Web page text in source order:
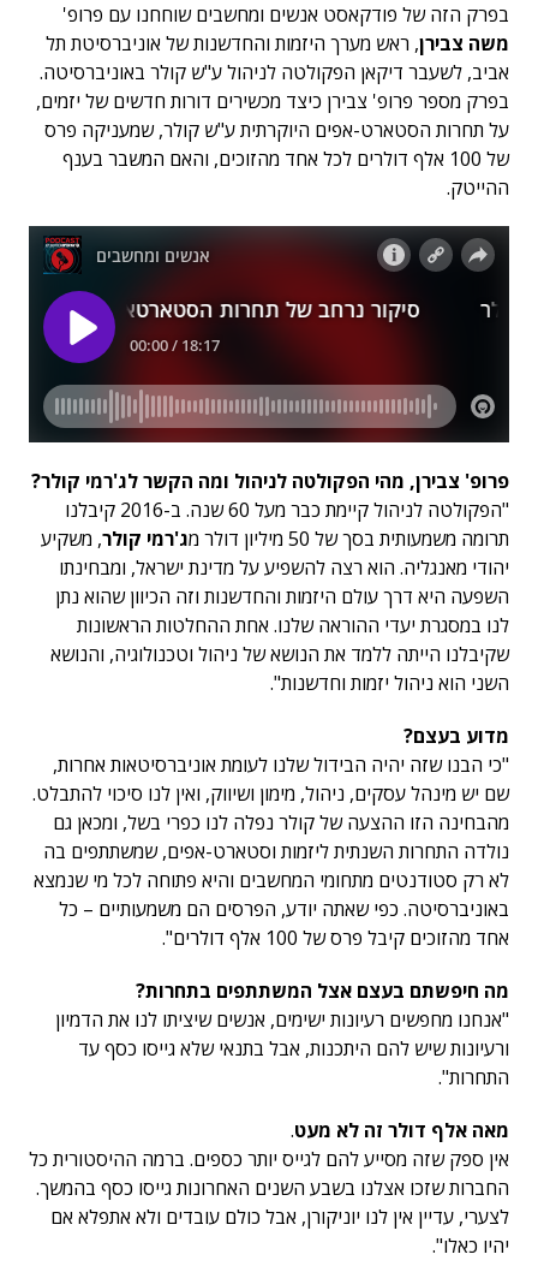
בפרק הזה של פודקאסט אנשים ומחשבים שוחחנו עם פרופ'
משה צבירן, ראש מערך היזמות והחדשנות של אוניברסיטת תל
אביב, לשעבר דיקאן הפקולטה לניהול ע"ש קולר באוניברסיטה.
בפרק מספר פרופ' צבירן כיצד מכשירים דורות חדשים של יזמים,
על תחרות הסטארט-אפים היוקרתית ע"ש קולר, שמעניקה פרס
של 100 אלף דולרים לכל אחד מהזוכים, והאם המשבר בענף
ההייטק.
פרופ' צבירן, מהי הפקולטה לניהול ומה הקשר לג'רמי קולר?
"הפקולטה לניהול קיימת כבר מעל 60 שנה. ב-2016 קיבלנו
תרומה משמעותית בסך של 50 מיליון דולר מ
ג'רמי קולר, משקיע
יהודי מאנגליה. הוא רצה להשפיע על מדינת ישראל, ומבחינתו
השפעה היא דרך עולם היזמות והחדשנות וזה הכיוון שהוא נתן
לנו במסגרת יעדי ההוראה שלנו. אחת ההחלטות הראשונות
שקיבלנו הייתה ללמד את הנושא של ניהול וטכנולוגיה, והנושא
השני הוא ניהול יזמות וחדשנות".
מדוע בעצם?
"כי הבנו שזה יהיה הבידול שלנו לעומת אוניברסיטאות אחרות,
שם יש מינהל עסקים, ניהול, מימון ושיווק, ואין לנו סיכוי להתבלט.
מהבחינה הזו ההצעה של קולר נפלה לנו כפרי בשל, ומכאן גם
נולדה התחרות השנתית ליזמות וסטארט-אפים, שמשתתפים בה
לא רק סטודנטים מתחומי המחשבים והיא פתוחה לכל מי שנמצא
באוניברסיטה. כפי שאתה יודע, הפרסים הם משמעותיים – כל
אחד מהזוכים קיבל פרס של 100 אלף דולרים".
מה חיפשתם בעצם אצל המשתתפים בתחרות?
"אנחנו מחפשים רעיונות ישימים, אנשים שיציתו לנו את הדמיון
ורעיונות שיש להם היתכנות, אבל בתנאי שלא גייסו כסף עד
התחרות".
מאה אלף דולר זה לא מעט.
אין ספק שזה מסייע להם לגייס יותר כספים. ברמה ההיסטורית כל
החברות שזכו אצלנו בשבע השנים האחרונות גייסו כסף בהמשך.
לצערי, עדיין אין לנו יוניקורן, אבל כולם עובדים ולא אתפלא אם
יהיו כאלו".